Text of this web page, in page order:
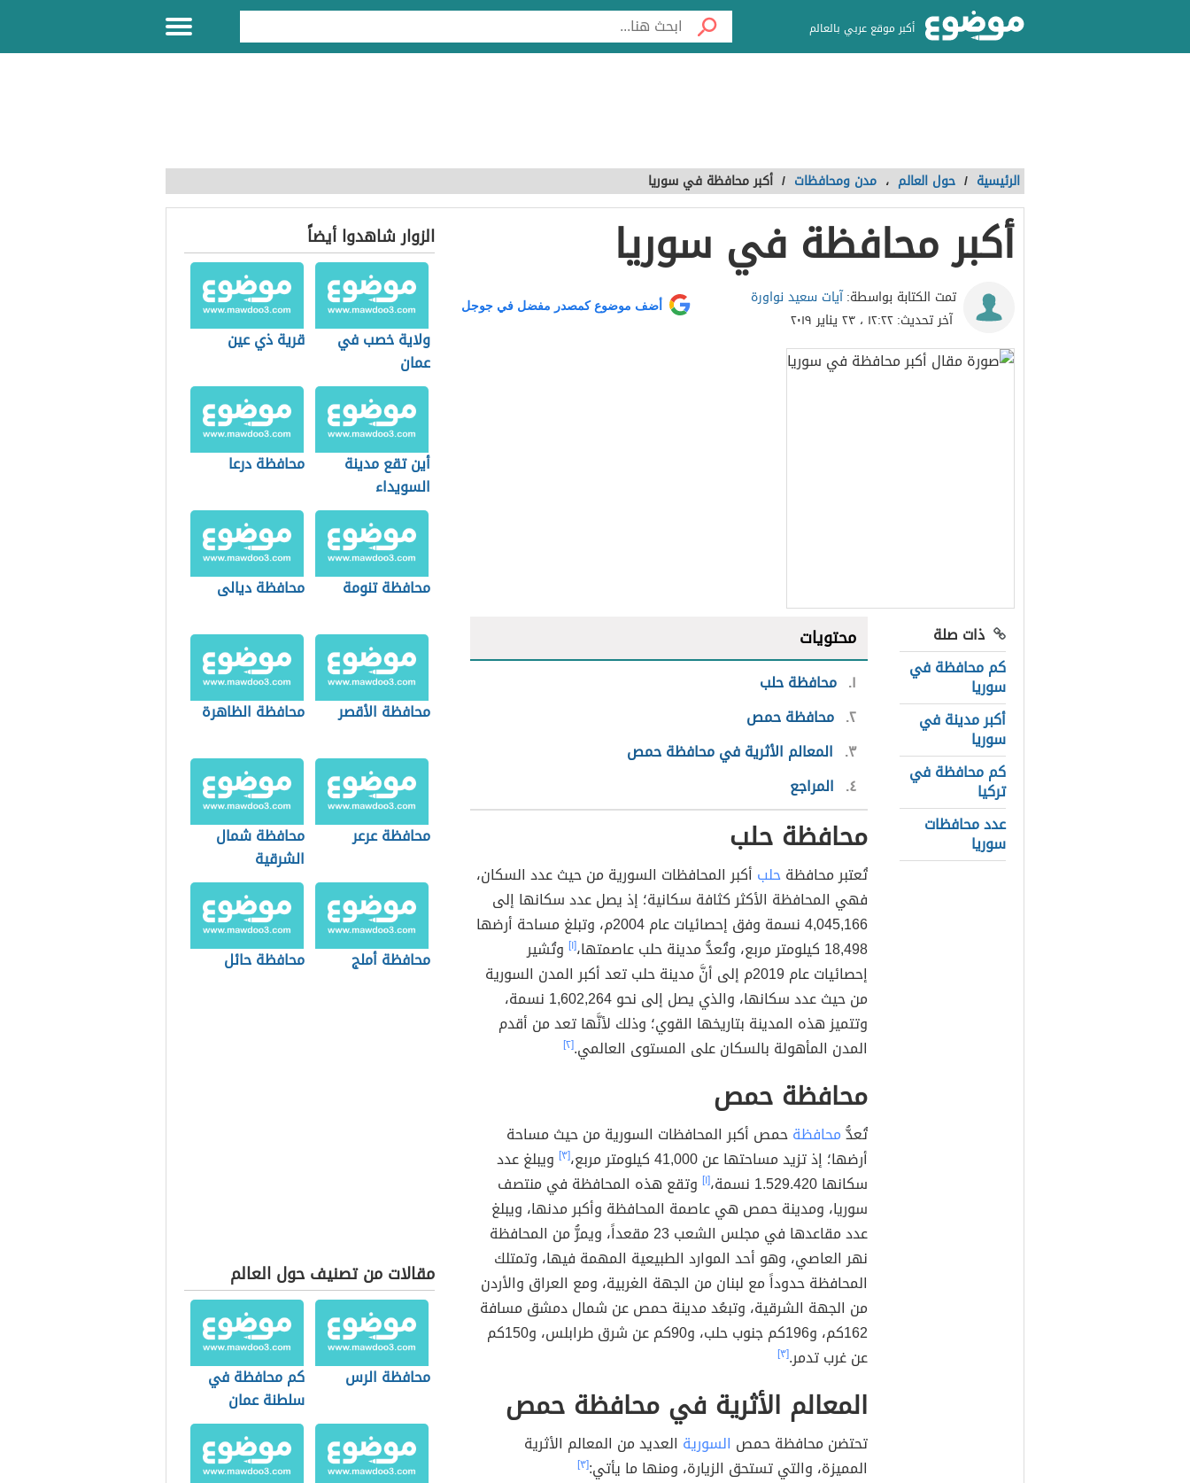
أكبر موقع عربي بالعالم
الرئيسية / حول العالم ، مدن ومحافظات / أكبر محافظة في سوريا
أكبر محافظة في سوريا
تمت الكتابة بواسطة:آيات سعيد نواورة
آخر تحديث:١٢:٢٢ ، ٢٣ يناير ٢٠١٩
أضف موضوع كمصدر مفضل في جوجل
ذات صلة
كم محافظة في
سوريا
أكبر مدينة في
سوريا
كم محافظة في
تركيا
عدد محافظات
سوريا
محتويات
١ محافظة حلب
٢ محافظة حمص
٣ المعالم الأثرية في محافظة حمص
٤ المراجع
محافظة حلب
تُعتبر محافظةحلب أكبر المحافظات السورية من حيث عدد السكان،
فهي المحافظة الأكثر كثافة سكانية؛ إذ يصل عدد سكانها إلى
4,045,166 نسمة وفق إحصائيات عام 2004م، وتبلغ مساحة أرضها
18,498 كيلومتر مربع، وتُعدُّ مدينة حلب عاصمتها،
[١] وتُشير
إحصائيات عام 2019م إلى أنَّ مدينة حلب تعد أكبر المدن السورية
من حيث عدد سكانها، والذي يصل إلى نحو 1,602,264 نسمة،
وتتميز هذه المدينة بتاريخها القوي؛ وذلك لأنَّها تعد من أقدم
المدن المأهولة بالسكان على المستوى العالمي.[٢]
محافظة حمص
تُعدُّمحافظةحمص أكبر المحافظات السورية من حيث مساحة
أرضها؛ إذ تزيد مساحتها عن 41,000 كيلومتر مربع،
[٣]
ويبلغ عدد
سكانها 1.529.420 نسمة،
[١] وتقع هذه المحافظة في منتصف
سوريا، ومدينة حمص هي عاصمة المحافظة وأكبر مدنها، ويبلغ
عدد مقاعدها في مجلس الشعب 23 مقعداً، ويمرُّ من المحافظة
نهر العاصي، وهو أحد الموارد الطبيعية المهمة فيها، وتمتلك
المحافظة حدوداً مع لبنان من الجهة الغربية، ومع العراق والأردن
من الجهة الشرقية، وتبعُد مدينة حمص عن شمال دمشق مسافة
162كم، و196كم جنوب حلب، و90كم عن شرق طرابلس، و150كم
عن غرب تدمر.[٣]
المعالم الأثرية في محافظة حمص
تحتضن محافظة حمص السورية العديد من المعالم الأثرية
المميزة، والتي تستحق الزيارة، ومنها ما يأتي:[٣]
الزوار شاهدوا أيضاً
ولاية خصب في
عمان
قرية ذي عين
أين تقع مدينة
السويداء
محافظة درعا
محافظة تنومة محافظة ديالى
محافظة الأقصر محافظة الظاهرة
محافظة عرعر
محافظة شمال
الشرقية
محافظة أملج محافظة حائل
مقالات من تصنيف حول العالم
محافظة الرس
كم محافظة في
سلطنة عمان